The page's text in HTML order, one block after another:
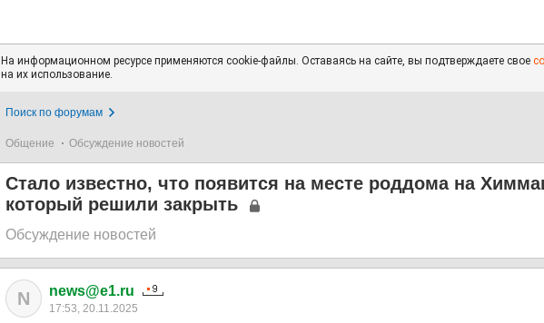
На информационном ресурсе применяются cookie-файлы. Оставаясь на сайте, вы подтверждаете свое
на их использование.
Поиск по форумам
Общение Обсуждение новостей
Стало известно, что появится на месте роддома на
который решили закрыть
Обсуждение новостей
N news@e1.ru
17:53, 20.11.2025